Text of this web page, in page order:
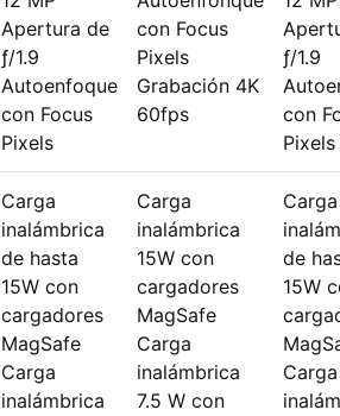
Apertura de
ƒ/1.9
Autoenfoque
con Focus
Pixels
con Focus
Pixels
Grabación 4K
60fps
ƒ/1.9
con
Pixels
Carga
inalámbrica
de hasta
15W con
cargadores
MagSafe
Carga
inalámbrica
Carga
inalámbrica
15W con
cargadores
MagSafe
Carga
inalámbrica
7.5 W con
Carga
de
15W
Carga